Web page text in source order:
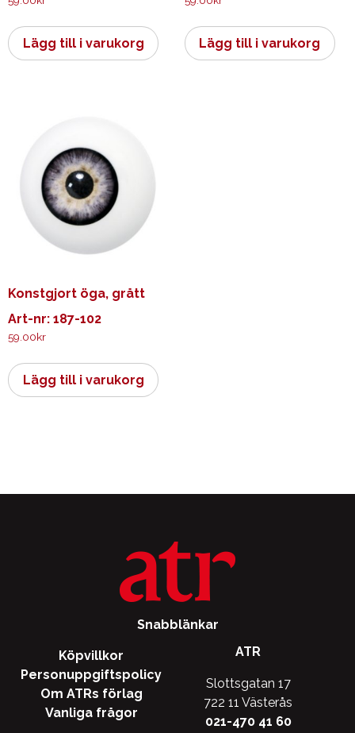
Lägg till i varukorg Lägg till i varukorg
Konstgjort öga, grått
Art-nr: 187-102
59.00kr
Lägg till i varukorg
Snabblänkar
Köpvillkor
Personuppgiftspolicy
Om ATRs förlag
Vanliga frågor
ATR
Slottsgatan 17
722 11 Västerås
021-470 41 60